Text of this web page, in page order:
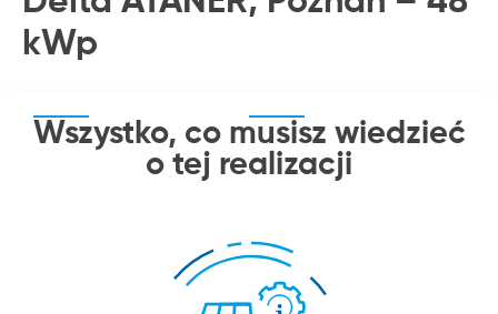
kWp
Wszystko, co musisz wiedzieć
o tej realizacji